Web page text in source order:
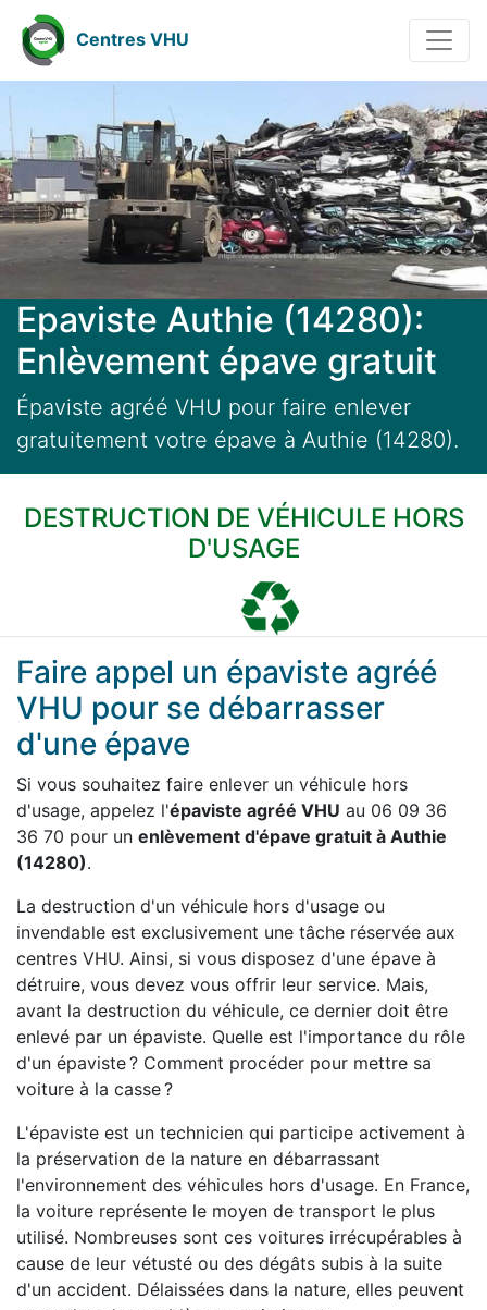
Centres VHU
Epaviste Authie (14280):
Enlèvement épave gratuit
Épaviste agréé VHU pour faire enlever
gratuitement votre épave à Authie (14280).
DESTRUCTION DE VÉHICULE HORS
D'USAGE
Faire appel un épaviste agréé
VHU pour se débarrasser
d'une épave
Si vous souhaitez faire enlever un véhicule hors
d'usage, appelez l'épaviste agréé VHU au 06 09 36
36 70 pour un enlèvement d'épave gratuit à Authie
(14280).
La destruction d'un véhicule hors d'usage ou
invendable est exclusivement une tâche réservée aux
centres VHU. Ainsi, si vous disposez d'une épave à
détruire, vous devez vous offrir leur service. Mais,
avant la destruction du véhicule, ce dernier doit être
enlevé par un épaviste. Quelle est l'importance du rôle
d'un épaviste ? Comment procéder pour mettre sa
voiture à la casse ?
L'épaviste est un technicien qui participe activement à
la préservation de la nature en débarrassant
l'environnement des véhicules hors d'usage. En France,
la voiture représente le moyen de transport le plus
utilisé. Nombreuses sont ces voitures irrécupérables à
cause de leur vétusté ou des dégâts subis à la suite
d'un accident. Délaissées dans la nature, elles peuvent